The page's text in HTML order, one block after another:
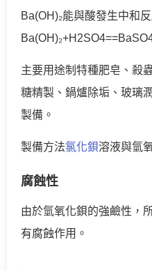
Ba(OH)₂能與酸發生中和
主要用途制特種肥皂、殺
糖精製、鍋爐除垢、玻璃
製備。
製備方法氯化鋇溶液與氫
腐蝕性
由於氫氧化鋇的強鹼性，
有腐蝕作用。